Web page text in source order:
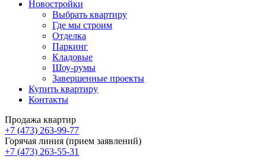
Новостройки
Выбрать квартиру
Где мы строим
Отделка
Паркинг
Кладовые
Шоу-румы
Завершенные проекты
Купить квартиру
Контакты
Продажа квартир
+7 (473) 263-99-77
Горячая линия (прием заявлений)
+7 (473) 263-55-31